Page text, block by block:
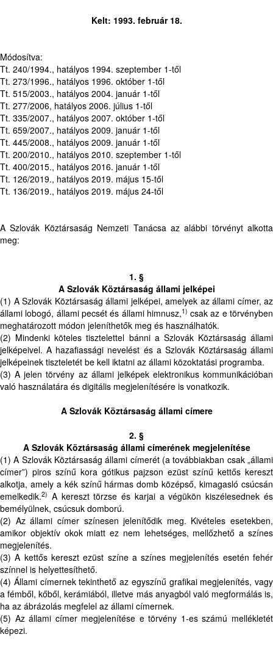
Kelt: 1993. február 18.
Módosítva:
Tt. 240/1994., hatályos 1994. szeptember 1-től
Tt. 273/1996., hatályos 1996. október 1-től
Tt. 515/2003., hatályos 2004. január 1-től
Tt. 277/2006, hatályos 2006. július 1-től
Tt. 335/2007., hatályos 2007. október 1-től
Tt. 659/2007., hatályos 2009. január 1-től
Tt. 445/2008., hatályos 2009. január 1-től
Tt. 200/2010., hatályos 2010. szeptember 1-től
Tt. 400/2015., hatályos 2016. január 1-től
Tt. 126/2019., hatályos 2019. május 15-től
Tt. 136/2019., hatályos 2019. május 24-től
A Szlovák Köztársaság Nemzeti Tanácsa az alábbi törvényt alkotta
meg:
1. §
A Szlovák Köztársaság állami jelképei
(1) A Szlovák Köztársaság állami jelképei, amelyek az állami címer, az
állami lobogó, állami pecsét és állami himnusz,1) csak az e törvényben
meghatározott módon jeleníthetők meg és használhatók.
(2) Mindenki köteles tisztelettel bánni a Szlovák Köztársaság állami
jelképeivel. A hazafiassági nevelést és a Szlovák Köztársaság állami
jelképeinek tiszteletét be kell iktatni az állami közoktatási programba.
(3) A jelen törvény az állami jelképek elektronikus kommunikációban
való használatára és digitális megjelenítésére is vonatkozik.
A Szlovák Köztársaság állami címere
2. §
A Szlovák Köztársaság állami címerének megjelenítése
(1) A Szlovák Köztársaság állami címerét (a továbbiakban csak „állami
címer”) piros színű kora gótikus pajzson ezüst színű kettős kereszt
alkotja, amely a kék színű hármas domb középső, kimagasló csúcsán
emelkedik.2) A kereszt törzse és karjai a végükön kiszélesednek és
bemélyülnek, csúcsuk domború.
(2) Az állami címer színesen jelenítődik meg. Kivételes esetekben,
amikor objektív okok miatt ez nem lehetséges, mellőzhető a színes
megjelenítés.
(3) A kettős kereszt ezüst színe a színes megjelenítés esetén fehér
színnel is helyettesíthető.
(4) Állami címernek tekinthető az egyszínű grafikai megjelenítés, vagy
a fémből, kőből, kerámiából, illetve más anyagból való megformálás is,
ha az ábrázolás megfelel az állami címernek.
(5) Az állami címer megjelenítése e törvény 1-es számú mellékletét
képezi.